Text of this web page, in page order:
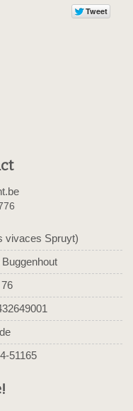
vivaces Spruyt)
51165